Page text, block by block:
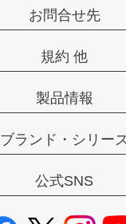
お問合せ先
規約 他
製品情報
ブランド・シリー
公式SNS